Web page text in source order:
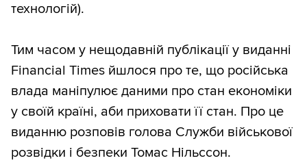
технологій).
Тим часом у нещодавній публікації у виданні
Financial Times йшлося про те, що російська
влада маніпулює даними про стан економіки
у своїй країні, аби приховати її стан. Про це
виданню розповів голова Служби військової
розвідки і безпеки Томас Нільссон.